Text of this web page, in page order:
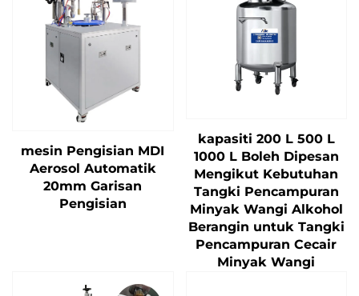
mesin Pengisian MDI
Aerosol Automatik
20mm Garisan
Pengisian
kapasiti 200 L 500 L
1000 L Boleh Dipesan
Mengikut Kebutuhan
Tangki Pencampuran
Minyak Wangi Alkohol
Berangin untuk Tangki
Pencampuran Cecair
Minyak Wangi